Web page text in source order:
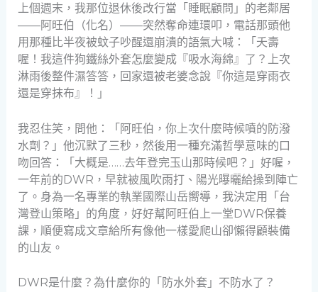
上個週末，我那位退休後改行當「睡眠顧問」的老鄰居
——阿旺伯（化名）——突然奪命連環叩，電話那頭他
用那種比半夜被蚊子吵醒還崩潰的語氣大喊：「夭壽
喔！我這件狗鐵絲外套怎麼變成『吸水海綿』了？上次
淋雨後整件濕答答，回家還被老婆念說『你這是穿雨衣
還是穿抹布』！」
我忍住笑，問他：「阿旺伯，你上次什麼時候噴的防潑
水劑？」他沉默了三秒，然後用一種充滿哲學意味的口
吻回答：「大概是……去年登完玉山那時候吧？」好喔，
一年前的DWR，早就被風吹雨打、陽光曝曬給操到陣亡
了。身為一名專業的執業國際山岳嚮導，我決定用「台
灣登山策略」的角度，好好幫阿旺伯上一堂DWR保養
課，順便寫成文章給所有像他一樣愛爬山卻懶得顧裝備
的山友。
DWR是什麼？為什麼你的「防水外套」不防水了？